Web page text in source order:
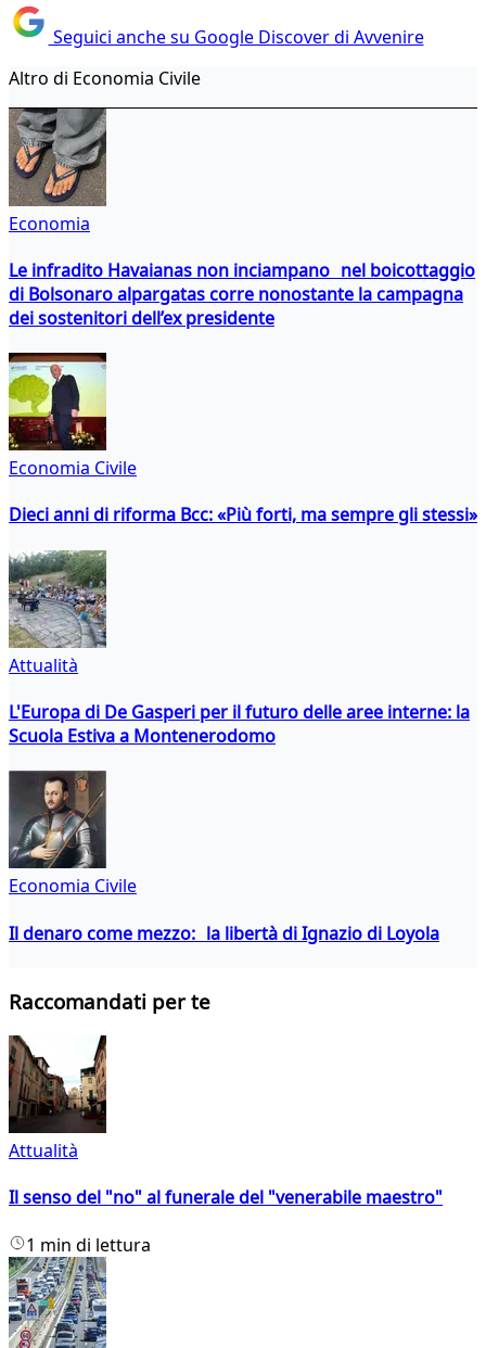
Seguici anche su Google Discover di Avvenire
Altro di Economia Civile
Economia
Le infradito Havaianas non inciampano nel boicottaggio
di Bolsonaro alpargatas corre nonostante la campagna
dei sostenitori dell’ex presidente
Economia Civile
Dieci anni di riforma Bcc: «Più forti, ma sempre gli stessi»
Attualità
L'Europa di De Gasperi per il futuro delle aree interne: la
Scuola Estiva a Montenerodomo
Economia Civile
Il denaro come mezzo: la libertà di Ignazio di Loyola
Raccomandati per te
Attualità
Il senso del "no" al funerale del "venerabile maestro"
1 min di lettura